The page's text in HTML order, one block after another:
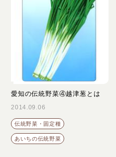
愛知の伝統野菜④越津葱とは
2014.09.06
伝統野菜・固定種
あいちの伝統野菜